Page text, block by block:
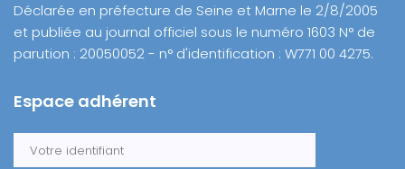
Déclarée en préfecture de Seine et Marne le 2/8/2005
et publiée au journal officiel sous le numéro 1603 N° de
parution : 20050052 - n° d'identification : W771 00 4275.
Espace adhérent